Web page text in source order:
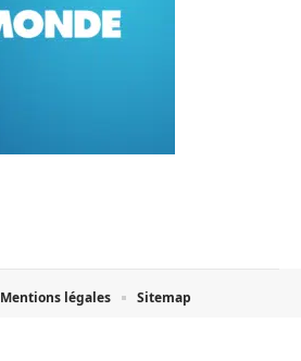
Mentions légales Sitemap